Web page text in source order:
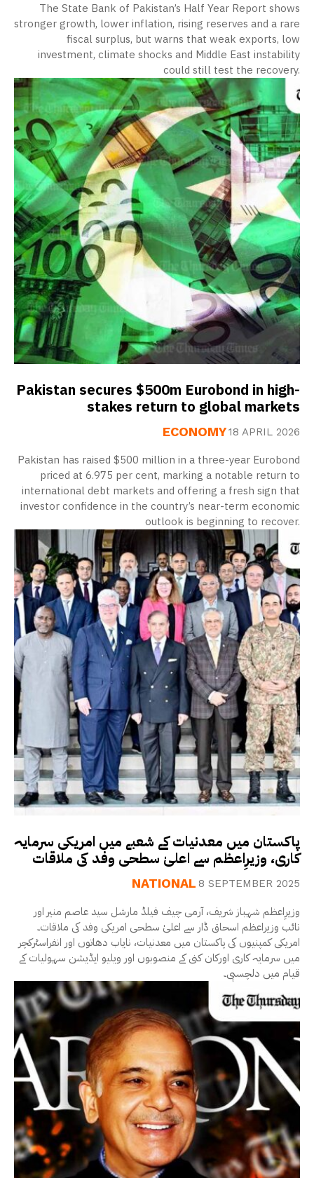
The State Bank of Pakistan’s Half Year Report shows
stronger growth, lower inflation, rising reserves and a rare
fiscal surplus, but warns that weak exports, low
investment, climate shocks and Middle East instability
could still test the recovery.
Pakistan secures $500m Eurobond in high-
stakes return to global markets
ECONOMY18 APRIL 2026
Pakistan has raised $500 million in a three-year Eurobond
priced at 6.975 per cent, marking a notable return to
international debt markets and offering a fresh sign that
investor confidence in the country’s near-term economic
outlook is beginning to recover.
پاکستان میں معدنیات کے شعبے میں امریکی سرمایہ
کاری، وزیرِاعظم سے اعلیٰ سطحی وفد کی ملاقات
NATIONAL 8 SEPTEMBER 2025
وزیرِاعظم شہباز شریف، آرمی چیف فیلڈ مارشل سید عاصم منیر اور
نائب وزیراعظم اسحاق ڈار سے اعلیٰ سطحی امریکی وفد کی ملاقات۔
امریکی کمپنیوں کی پاکستان میں معدنیات، نایاب دھاتوں اور انفراسٹرکچر
میں سرمایہ کاری اورکان کنی کے منصوبوں اور ویلیو ایڈیشن سہولیات کے
قیام میں دلچسپی۔